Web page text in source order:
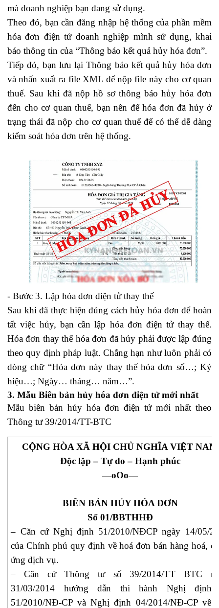
mà doanh nghiệp bạn đang sử dụng.
Theo đó, bạn cần đăng nhập hệ thống của phần mềm
hóa đơn điện tử doanh nghiệp mình sử dụng, khai
báo thông tin của “Thông báo kết quả hủy hóa đơn”.
Tiếp đó, bạn lưu lại Thông báo kết quả hủy hóa đơn
và nhấn xuất ra file XML để nộp file này cho cơ quan
thuế. Sau khi đã nộp hồ sơ thông báo hủy hóa đơn
đến cho cơ quan thuế, bạn nên để hóa đơn đã hủy ở
trạng thái đã nộp cho cơ quan thuế để có thể dễ dàng
kiểm soát hóa đơn trên hệ thống.
- Bước 3. Lập hóa đơn điện tử thay thế
Sau khi đã thực hiện đúng cách hủy hóa đơn để hoàn
tất việc hủy, bạn cần lập hóa đơn điện tử thay thế.
Hóa đơn thay thế hóa đơn đã hủy phải được lập đúng
theo quy định pháp luật. Chẳng hạn như luôn phải có
dòng chữ “Hóa đơn này thay thế hóa đơn số…; Ký
hiệu…; Ngày… tháng… năm…”.
3. Mẫu Biên bản hủy hóa đơn điện tử mới nhất
Mẫu biên bản hủy hóa đơn điện tử mới nhất theo
Thông tư 39/2014/TT-BTC
CỘNG HÒA XÃ HỘI CHỦ NGHĨA VIỆT NAM
Độc lập – Tự do – Hạnh phúc
—oOo—
BIÊN BẢN HỦY HÓA ĐƠN
Số 01/BBTHHĐ
– Căn cứ Nghị định 51/2010/NĐCP ngày 14/05/
của Chính phủ quy định về hoá đơn bán hàng hoá,
ứng dịch vụ.
– Căn cứ Thông tư số 39/2014/TT BTC
31/03/2014 hướng dẫn thi hành Nghị định
51/2010/NĐ-CP và Nghị định 04/2014/NĐ-CP về